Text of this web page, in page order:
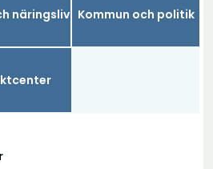
näringsliv Kommun och politik